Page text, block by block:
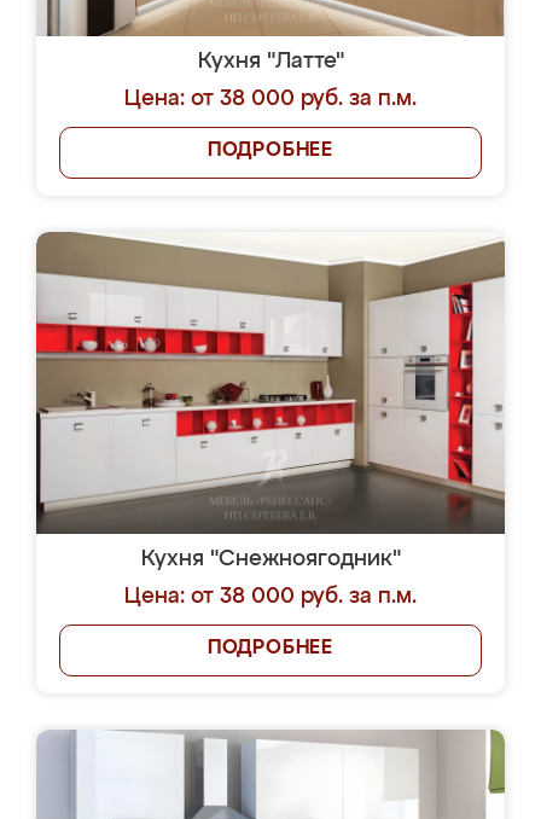
Кухня "Латте"
Цена: от 38 000 руб. за п.м.
ПОДРОБНЕЕ
Кухня "Снежноягодник"
Цена: от 38 000 руб. за п.м.
ПОДРОБНЕЕ